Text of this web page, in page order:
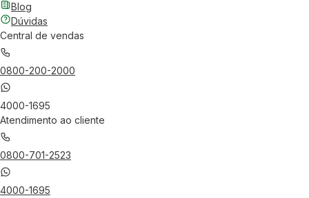
Blog
Dúvidas
Central de vendas
0800-200-2000
4000-1695
Atendimento ao cliente
0800-701-2523
4000-1695